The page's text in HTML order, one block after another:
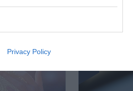
Privacy Policy